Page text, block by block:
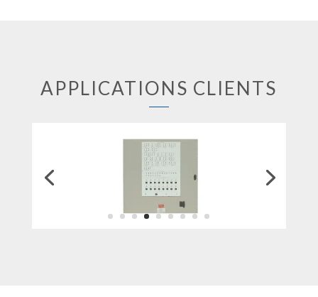
APPLICATIONS CLIENTS